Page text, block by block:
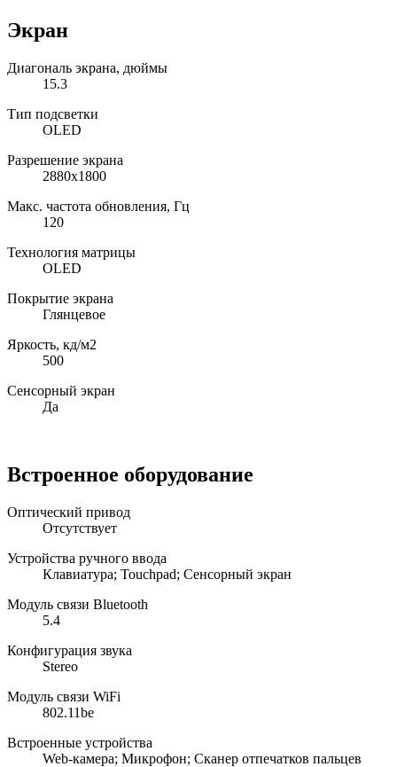
Экран
Диагональ экрана, дюймы
15.3
Тип подсветки
OLED
Разрешение экрана
2880x1800
Макс. частота обновления, Гц
120
Технология матрицы
OLED
Покрытие экрана
Глянцевое
Яркость, кд/м2
500
Сенсорный экран
Да
Встроенное оборудование
Оптический привод
Отсутствует
Устройства ручного ввода
Клавиатура; Touchpad; Сенсорный экран
Модуль связи Bluetooth
5.4
Конфигурация звука
Stereo
Модуль связи WiFi
802.11be
Встроенные устройства
Web-камера; Микрофон; Сканер отпечатков пальцев